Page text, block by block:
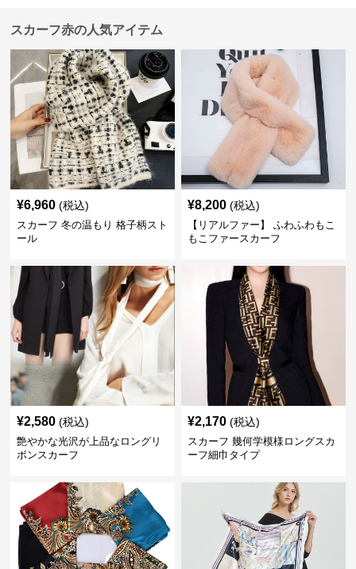
スカーフ赤の人気アイテム
¥6,960 (税込)
スカーフ 冬の温もり 格子柄スト
ール
¥8,200 (税込)
【リアルファー】 ふわふわもこ
もこファースカーフ
¥2,580 (税込)
艶やかな光沢が上品なロングリ
ボンスカーフ
¥2,170 (税込)
スカーフ 幾何学模様ロングスカ
ーフ細巾タイプ